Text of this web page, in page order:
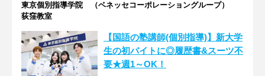
東京個別指導学院 （ベネッセコーポレーショングループ）
荻窪教室
【国語の塾講師(個別指導)】新大学
生の初バイトに◎履歴書&スーツ不
要★週1～OK！